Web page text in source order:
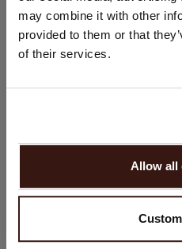
may combine it with other
provided to them or that
of their services.
Allow all
VERSAND & RÜCKGABE
DAS KÖNNTE
Vereinigte Staaten